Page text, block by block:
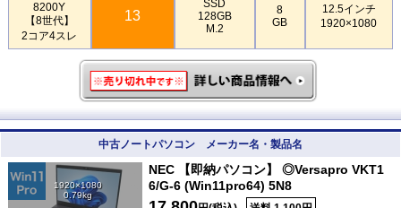
8200Y
【8世代】
2コア4スレ
13
SSD
128GB
M.2
8
GB
12.5インチ
1920×1080
中古ノートパソコン メーカー名・製品名
1920×1080
0.79kg
NEC 【即納パソコン】 ◎Versapro VKT1
6/G-6 (Win11pro64) 5N8